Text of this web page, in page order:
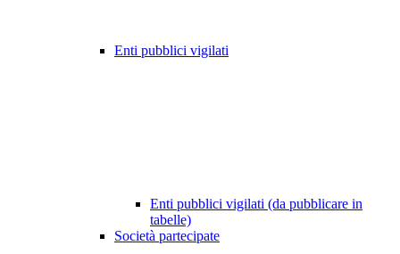
Enti pubblici vigilati
Enti pubblici vigilati (da pubblicare in
tabelle)
Società partecipate